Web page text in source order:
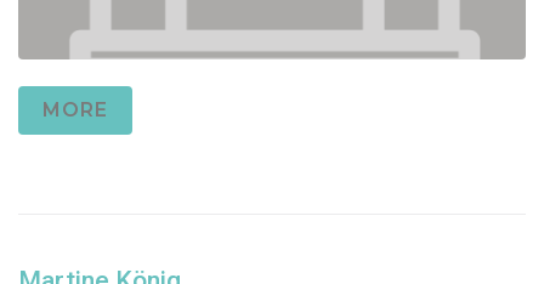
MORE